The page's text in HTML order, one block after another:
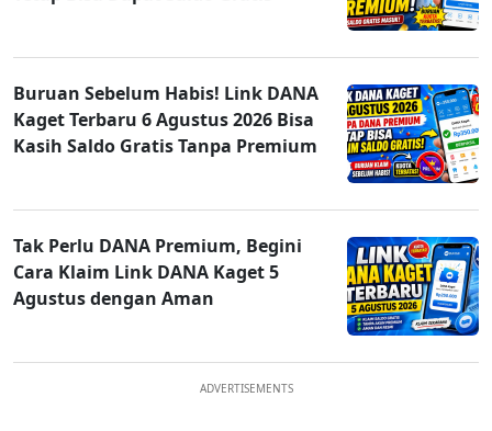
Buruan Sebelum Habis! Link DANA
Kaget Terbaru 6 Agustus 2026 Bisa
Kasih Saldo Gratis Tanpa Premium
Tak Perlu DANA Premium, Begini
Cara Klaim Link DANA Kaget 5
Agustus dengan Aman
ADVERTISEMENTS